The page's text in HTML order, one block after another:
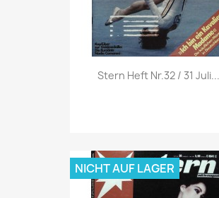
Vorschau
Stern Heft Nr.32 / 31 Juli...
NICHT AUF LAGER